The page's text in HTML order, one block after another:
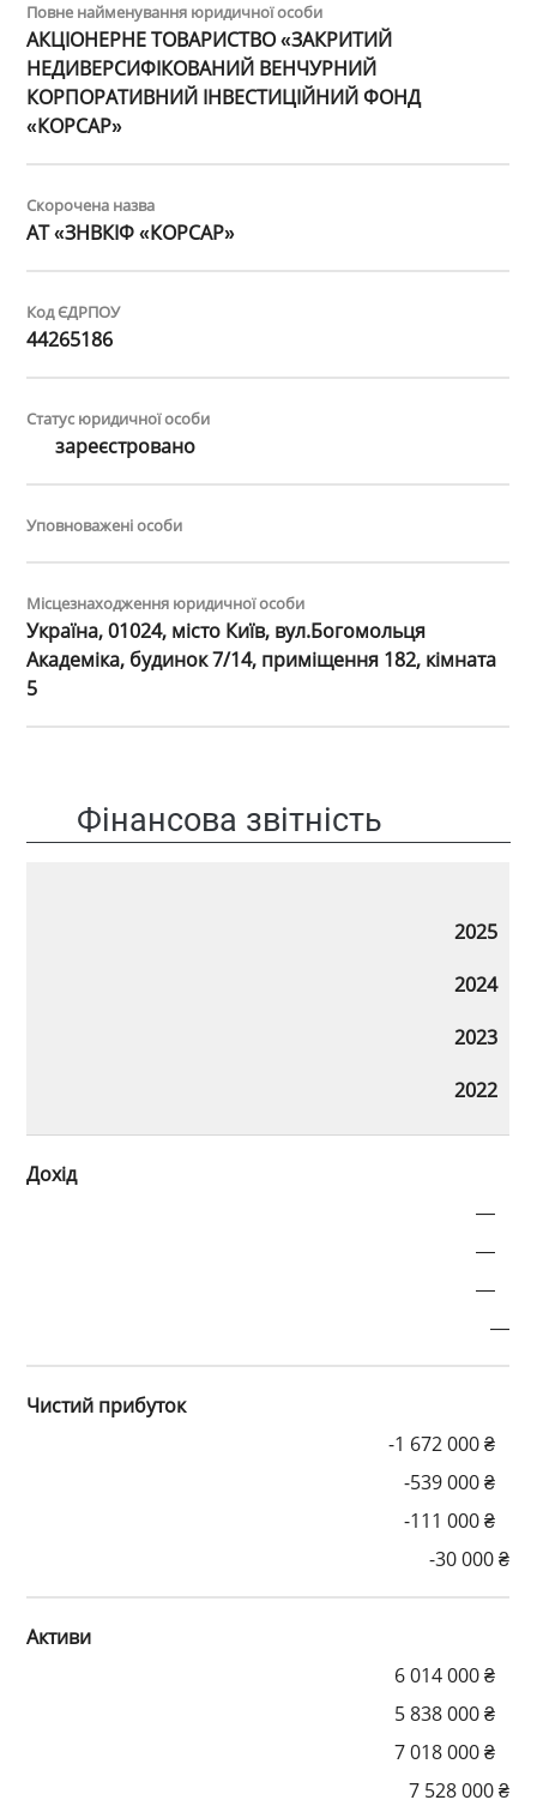
Повне найменування юридичної особи
АКЦІОНЕРНЕ ТОВАРИСТВО «ЗАКРИТИЙ
НЕДИВЕРСИФІКОВАНИЙ ВЕНЧУРНИЙ
КОРПОРАТИВНИЙ ІНВЕСТИЦІЙНИЙ ФОНД
«КОРСАР»
Скорочена назва
АТ «ЗНВКІФ «КОРСАР»
Код ЄДРПОУ
44265186
Статус юридичної особи
зареєстровано
Уповноважені особи
Місцезнаходження юридичної особи
Україна, 01024, місто Київ, вул.Богомольця
Академіка, будинок 7/14, приміщення 182, кімната
5
Фінансова звітність
2025
2024
2023
2022
Дохід
—
—
—
—
Чистий прибуток
-1 672 000 ₴
-539 000 ₴
-111 000 ₴
-30 000 ₴
Активи
6 014 000 ₴
5 838 000 ₴
7 018 000 ₴
7 528 000 ₴